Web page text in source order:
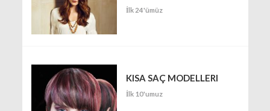
İlk 24'ümüz
KISA SAÇ MODELLERI
İlk 10'umuz